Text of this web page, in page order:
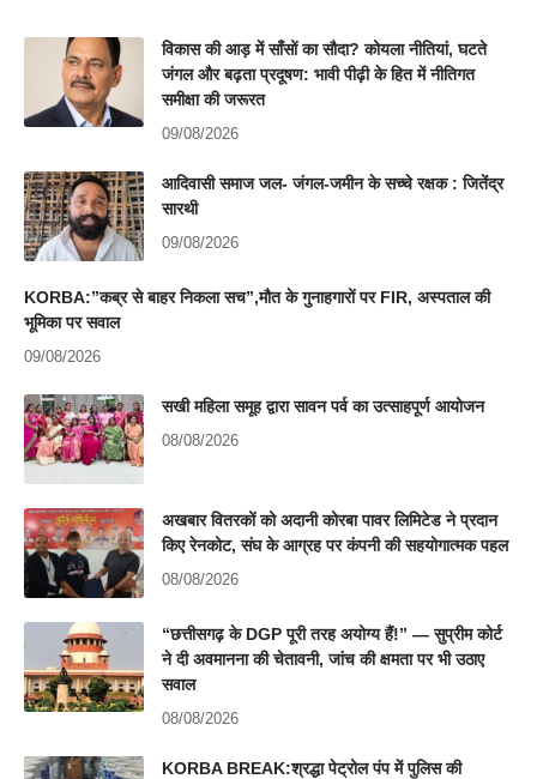
विकास की आड़ में साँसों का सौदा? कोयला नीतियां, घटते
जंगल और बढ़ता प्रदूषण: भावी पीढ़ी के हित में नीतिगत
समीक्षा की जरूरत
09/08/2026
आदिवासी समाज जल- जंगल-जमीन के सच्चे रक्षक : जितेंद्र
सारथी
09/08/2026
KORBA:”कब्र से बाहर निकला सच”,मौत के गुनाहगारों पर FIR, अस्पताल की
भूमिका पर सवाल
09/08/2026
सखी महिला समूह द्वारा सावन पर्व का उत्साहपूर्ण आयोजन
08/08/2026
अखबार वितरकों को अदानी कोरबा पावर लिमिटेड ने प्रदान
किए रेनकोट, संघ के आग्रह पर कंपनी की सहयोगात्मक पहल
08/08/2026
“छत्तीसगढ़ के DGP पूरी तरह अयोग्य हैं!” — सुप्रीम कोर्ट
ने दी अवमानना की चेतावनी, जांच की क्षमता पर भी उठाए
सवाल
08/08/2026
KORBA BREAK:श्रद्धा पेट्रोल पंप में पुलिस की